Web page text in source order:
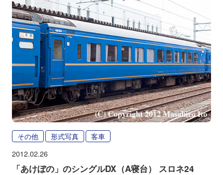
その他 形式写真 客車
2012.02.26
「あけぼの」のシングルDX（A寝台） スロネ24